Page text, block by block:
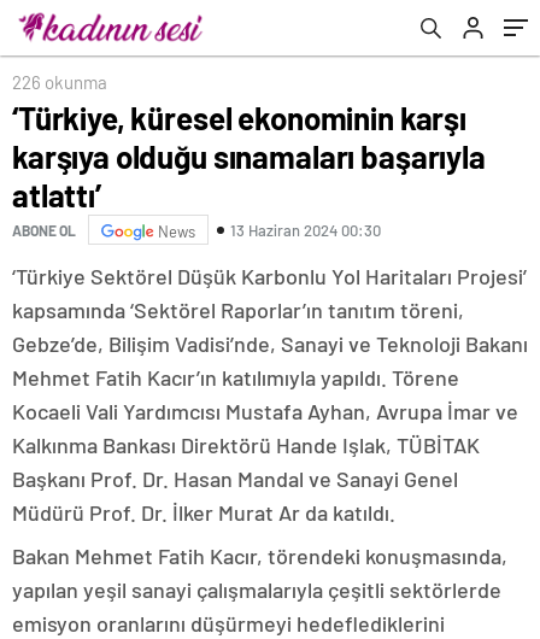
226 okunma
‘Türkiye, küresel ekonominin karşı
karşıya olduğu sınamaları başarıyla
atlattı’
ABONE OL News 13 Haziran 2024 00:30
‘Türkiye Sektörel Düşük Karbonlu Yol Haritaları Projesi’
kapsamında ‘Sektörel Raporlar’ın tanıtım töreni,
Gebze’de, Bilişim Vadisi’nde, Sanayi ve Teknoloji Bakanı
Mehmet Fatih Kacır’ın katılımıyla yapıldı. Törene
Kocaeli Vali Yardımcısı Mustafa Ayhan, Avrupa İmar ve
Kalkınma Bankası Direktörü Hande Işlak, TÜBİTAK
Başkanı Prof. Dr. Hasan Mandal ve Sanayi Genel
Müdürü Prof. Dr. İlker Murat Ar da katıldı.
Bakan Mehmet Fatih Kacır, törendeki konuşmasında,
yapılan yeşil sanayi çalışmalarıyla çeşitli sektörlerde
emisyon oranlarını düşürmeyi hedeflediklerini